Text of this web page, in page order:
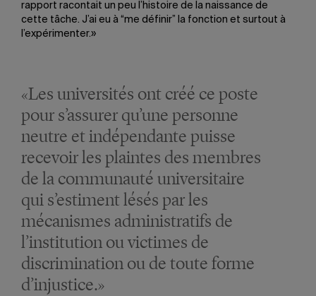
rapport racontait un peu l’histoire de la naissance de
cette tâche. J’ai eu à “me définir” la fonction et surtout à
l’expérimenter.»
«Les universités ont créé ce poste
pour s’assurer qu’une personne
neutre et indépendante puisse
recevoir les plaintes des membres
de la communauté universitaire
qui s’estiment lésés par les
mécanismes administratifs de
l’institution ou victimes de
discrimination ou de toute forme
d’injustice.»